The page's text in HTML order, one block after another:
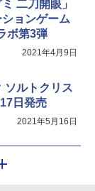
二刀開眼」
ョンゲーム
ボ第3弾
2021年4月9日
ソルトクリス
日発売
2021年5月16日